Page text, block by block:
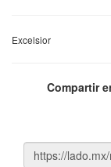
Excelsior
Compartir